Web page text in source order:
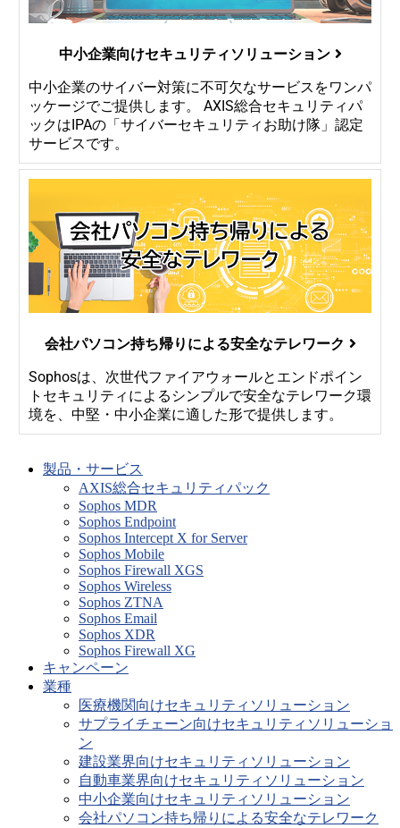
中小企業向けセキュリティソリューション
中小企業のサイバー対策に不可欠なサービスをワンパ
ッケージでご提供します。 AXIS総合セキュリティパ
ックはIPAの「サイバーセキュリティお助け隊」認定
サービスです。
会社パソコン持ち帰りによる安全なテレワーク
Sophosは、次世代ファイアウォールとエンドポイン
トセキュリティによるシンプルで安全なテレワーク環
境を、中堅・中小企業に適した形で提供します。
製品・サービス
AXIS総合セキュリティパック
Sophos MDR
Sophos Endpoint
Sophos Intercept X for Server
Sophos Mobile
Sophos Firewall XGS
Sophos Wireless
Sophos ZTNA
Sophos Email
Sophos XDR
Sophos Firewall XG
キャンペーン
業種
医療機関向けセキュリティソリューション
サプライチェーン向けセキュリティソリューショ
ン
建設業界向けセキュリティソリューション
自動車業界向けセキュリティソリューション
中小企業向けセキュリティソリューション
会社パソコン持ち帰りによる安全なテレワーク